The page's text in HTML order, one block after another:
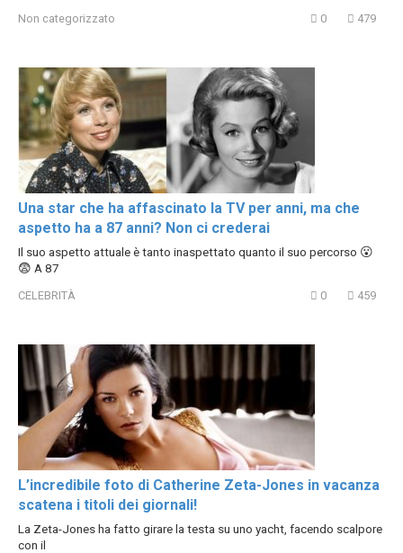
Non categorizzato 0 479
Una star che ha affascinato la TV per anni, ma che
aspetto ha a 87 anni? Non ci crederai
Il suo aspetto attuale è tanto inaspettato quanto il suo percorso 😮
😨 A 87
CELEBRITÀ 0 459
L’incredibile foto di Catherine Zeta-Jones in vacanza
scatena i titoli dei giornali!
La Zeta-Jones ha fatto girare la testa su uno yacht, facendo scalpore
con il